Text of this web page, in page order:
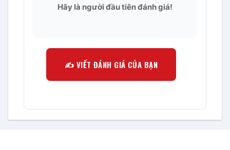
Hãy là người đầu tiên đánh giá!
✍️ VIẾT ĐÁNH GIÁ CỦA BẠN